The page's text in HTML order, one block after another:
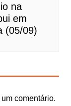
na
em
(05/09)
comentário.